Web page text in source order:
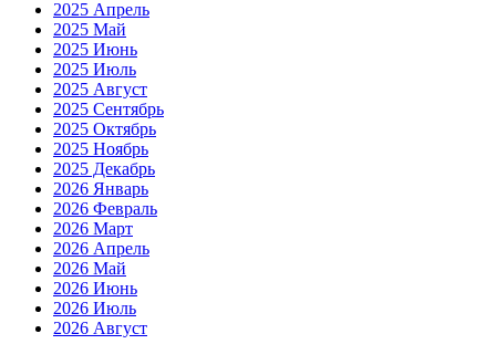
2025 Апрель
2025 Май
2025 Июнь
2025 Июль
2025 Август
2025 Сентябрь
2025 Октябрь
2025 Ноябрь
2025 Декабрь
2026 Январь
2026 Февраль
2026 Март
2026 Апрель
2026 Май
2026 Июнь
2026 Июль
2026 Август